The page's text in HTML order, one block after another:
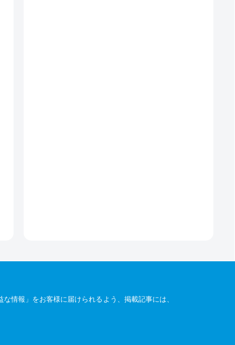
情報」をお客様に届けられるよう、掲載記事には、